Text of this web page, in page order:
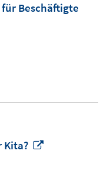
Beschäftigte
Kita?